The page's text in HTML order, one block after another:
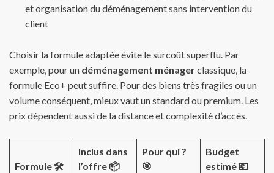
et organisation du déménagement sans intervention du
client
Choisir la formule adaptée évite le surcoût superflu. Par
exemple, pour un déménagement ménagerclassique, la
formule Eco+ peut suffire. Pour des biens très fragiles ou un
volume conséquent, mieux vaut un standard ou premium. Les
prix dépendent aussi de la distance et complexité d’accès.
Formule 🛠️
Inclus dans
l’offre 📦
Pour qui ?
🎯
Budget
estimé 💶